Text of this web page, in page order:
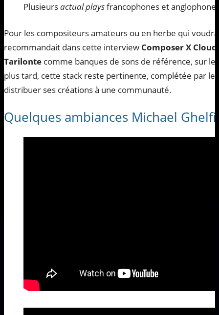
Plusieursactual playsfrancophones et
Pour les compositeurs amateurs ou en herbe qui
recommandait dans cette interview Composer X Cloud
Tarilonte comme banques de sons de référence, sur
plus tard, cette stack reste pertinente, complétée par
distribuer ses créations à une communauté.
Quelques ambiances Michael